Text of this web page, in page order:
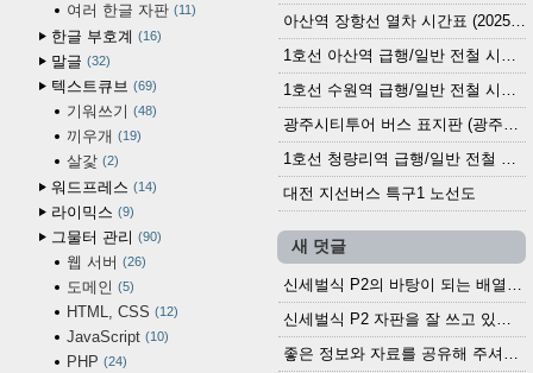
여러 한글 자판 11
한글 부호계 16
말글 32
텍스트큐브 69
기워쓰기 48
끼우개 19
살갗 2
워드프레스 14
라이믹스 9
그물터 관리 90
웹 서버 26
도메인 5
HTML, CSS 12
JavaScript 10
PHP 24
아산역 장항선 열차 시간표 (2025.12.30 기준) (무궁화호, ITX-마음, 새마을호, 서해금빛열차)
1호선 아산역 급행/일반 전철 시간표 (2025.12.30~)
1호선 수원역 급행/일반 전철 시간표 (2025.12.30~)
광주시티투어 버스 표지판 (광주역 정류장) (2024?)
1호선 청량리역 급행/일반 전철 시간표 · 노선도 (2025.12.30~)
대전 지선버스 특구1 노선도
새 덧글
신세벌식 P2의 바탕이 되는 배열이나 주요 기능...
신세벌식 P2 자판을 잘 쓰고 있습니다. 쓰기 편리...
좋은 정보와 자료를 공유해 주셔서 고맙습니다....